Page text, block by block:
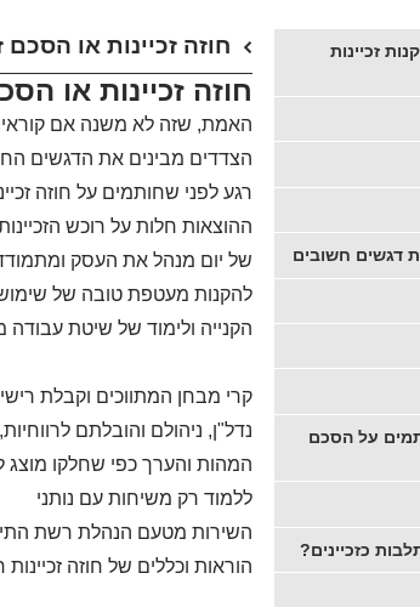
חוזה זכיינות או
חוזה זכיינות או
האמת, שזה לא משנה אם קוראים
הצדדים מבינים את הדגשים
רגע לפני שחותמים על חוזה
ההוצאות חלות על רוכש
של יום מנהל את העסק
להקנות מעטפת טובה של
הקנייה ולימוד של שיטת
קרי מבחן המתווכים וקבלת
נדל"ן, ניהולם והובלתם
המהות והערך כפי שחלקו מוצג
ללמוד רק משיחות עם נותני
השירות מטעם הנהלת רשת
הוראות וכללים של חוזה
זכיינות
דגשים חשובים
על הסכם
כזכיינים?